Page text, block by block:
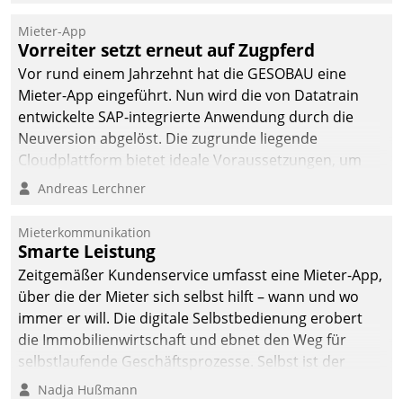
Mieter-App
Vorreiter setzt erneut auf Zugpferd
Vor rund einem Jahrzehnt hat die GESOBAU eine
Mieter-App eingeführt. Nun wird die von Datatrain
entwickelte SAP-integrierte Anwendung durch die
Neuversion abgelöst. Die zugrunde liegende
Cloudplattform bietet ideale Voraussetzungen, um
die Funktionalität der App zu erweitern und weitere
integrieren.
Andreas Lerchner
Mieterkommunikation
Smarte Leistung
Zeitgemäßer Kundenservice umfasst eine Mieter-App,
über die der Mieter sich selbst hilft – wann und wo
immer er will. Die digitale Selbstbedienung erobert
die Immobilienwirtschaft und ebnet den Weg für
selbstlaufende Geschäftsprozesse. Selbst ist der
Kunde und smart der Serviceanbieter.
Nadja Hußmann